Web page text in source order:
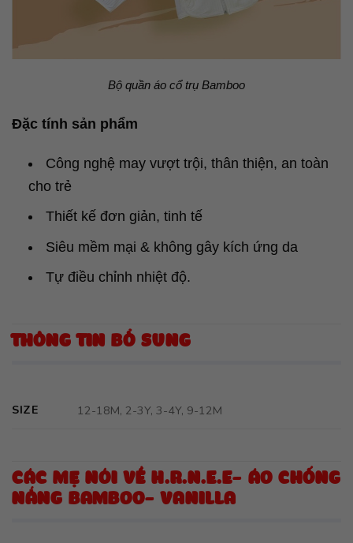
Bộ quần áo cổ trụ Bamboo
Đặc tính sản phẩm
Công nghệ may vượt trội, thân thiện, an toàn
cho trẻ
Thiết kế đơn giản, tinh tế
Siêu mềm mại & không gây kích ứng da
Tự điều chỉnh nhiệt độ.
THÔNG TIN BỔ SUNG
SIZE 12-18M, 2-3Y, 3-4Y, 9-12M
CÁC MẸ NÓI VỀ H.R.N.E.E- ÁO CHỐNG
NẮNG BAMBOO- VANILLA